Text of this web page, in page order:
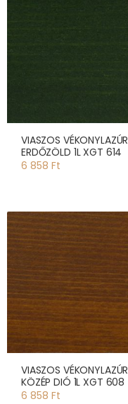
VIASZOS VÉKONYLAZÚR
ERDŐZÖLD 1L XGT 614
6 858 Ft
VIASZOS VÉKONYLAZÚR
KÖZÉP DIÓ 1L XGT 608
6 858 Ft